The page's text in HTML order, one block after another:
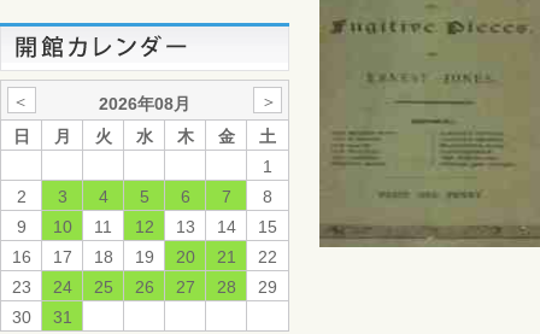
＜ 2026年08月
＞
日
月 火 水 木 金
土
1
2
3 4 5 6 7
8
9
10 11 12 13 14
15
16
17 18 19 20 21
22
23
24 25 26 27 28
29
30
31